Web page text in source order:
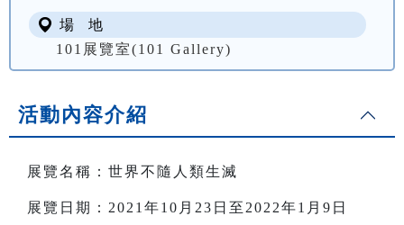
場 地
101展覽室(101 Gallery)
活動內容介紹
展覽名稱：世界不隨人類生滅
展覽日期：2021年10月23日至2022年1月9日